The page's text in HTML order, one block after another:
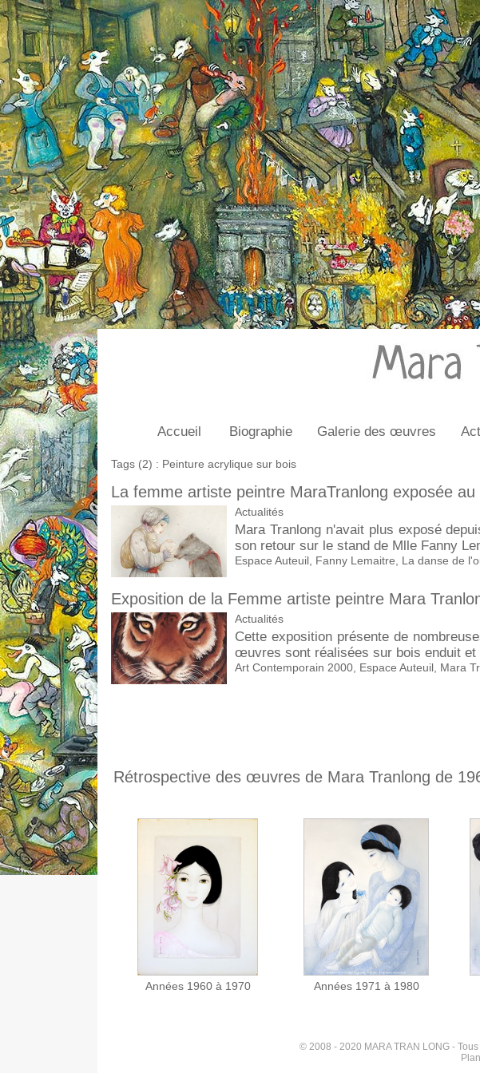
Accueil Biographie Galerie des œuvres
Tags (2) : Peinture acrylique sur bois
La femme artiste peintre MaraTranlong exposée
Actualités
Mara Tranlong n'avait plus exposé
son retour sur le stand de Mlle Fanny
Espace Auteuil Fanny Lemaitre La danse de
Exposition de la Femme artiste peintre Mara
Actualités
Cette exposition présente de
œuvres sont réalisées sur bois enduit et
Art Contemporain 2000 Espace Auteuil Mara
Rétrospective des œuvres de Mara Tranlong de
Années 1960 à 1970 Années 1971 à 1980
© 2008 - 2020 MARA TRAN LONG -